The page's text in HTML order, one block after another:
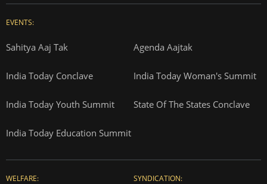
EVENTS:
Sahitya Aaj Tak Agenda Aajtak
India Today Conclave India Today Woman's Summit
India Today Youth Summit State Of The States Conclave
India Today Education Summit
WELFARE: SYNDICATION: